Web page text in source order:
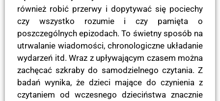
również robić przerwy i dopytywać się pociechy
czy wszystko rozumie i czy pamięta o
poszczególnych epizodach. To świetny sposób na
utrwalanie wiadomości, chronologiczne układanie
wydarzeń itd. Wraz z upływającym czasem można
zachęcać szkraby do samodzielnego czytania. Z
badań wynika, że dzieci mające do czynienia z
czytaniem od wczesnego dzieciństwa znacznie